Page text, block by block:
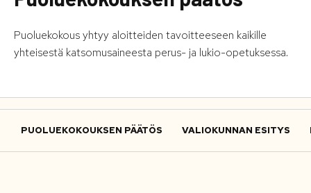
Puoluekokous yhtyy aloitteiden tavoitteeseen kaikille
yhteisestä katsomusaineesta perus- ja lukio-opetuksessa.
PUOLUEKOKOUKSEN PÄÄTÖS VALIOKUNNAN ESITYS